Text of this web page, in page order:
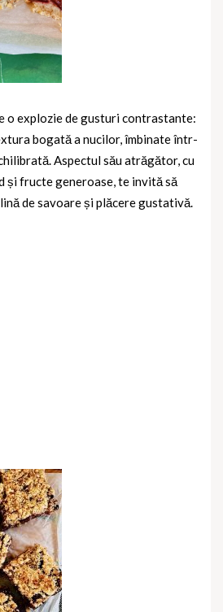
o explozie de gusturi contrastante:
bogată a nucilor, îmbinate într-
Aspectul său atrăgător, cu
și fructe generoase, te invită să
de savoare și plăcere gustativă.